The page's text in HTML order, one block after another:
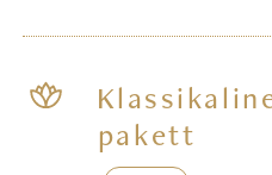
pakett